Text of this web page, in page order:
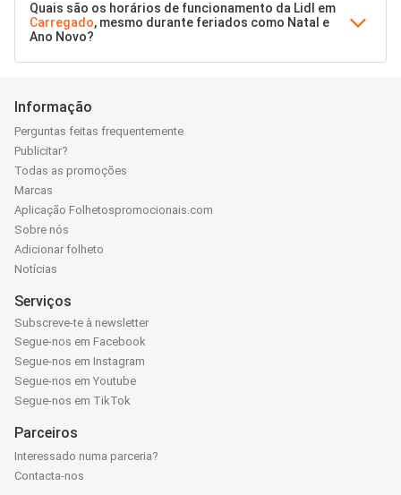
Quais são os horários de funcionamento da Lidl em
Carregado, mesmo durante feriados como Natal e
Ano Novo?
Informação
Perguntas feitas frequentemente
Publicitar?
Todas as promoções
Marcas
Aplicação Folhetospromocionais.com
Sobre nós
Adicionar folheto
Notícias
Serviços
Subscreve-te à newsletter
Segue-nos em Facebook
Segue-nos em Instagram
Segue-nos em Youtube
Segue-nos em TikTok
Parceiros
Interessado numa parceria?
Contacta-nos